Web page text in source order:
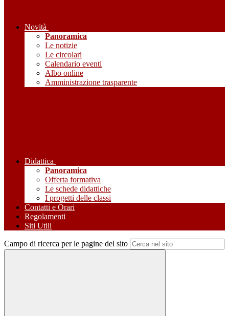
Novità
Panoramica
Le notizie
Le circolari
Calendario eventi
Albo online
Amministrazione trasparente
Didattica
Panoramica
Offerta formativa
Le schede didattiche
I progetti delle classi
Contatti e Orari
Regolamenti
Siti Utili
Campo di ricerca per le pagine del sito